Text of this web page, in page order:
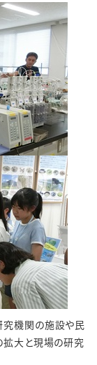
機関の施設や民
拡大と現場の研究